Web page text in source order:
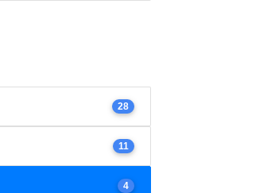
28
11
4